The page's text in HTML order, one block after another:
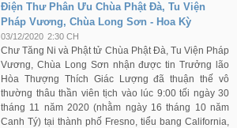
Điện Thư Phân Ưu Chùa Phật Đà, Tu Viện
Pháp Vương, Chùa Long Sơn - Hoa Kỳ
03/12/2020 2:30 CH
Chư Tăng Ni và Phật tử Chùa Phật Đà, Tu Viện Pháp
Vương, Chùa Long Sơn nhận được tin Trưởng lão
Hòa Thượng Thích Giác Lượng đã thuận thế vô
thường thâu thần viên tịch vào lúc 9:00 tối ngày 30
tháng 11 năm 2020 (nhằm ngày 16 tháng 10 năm
Canh Tý) tại thành phố Fresno, tiểu bang California,